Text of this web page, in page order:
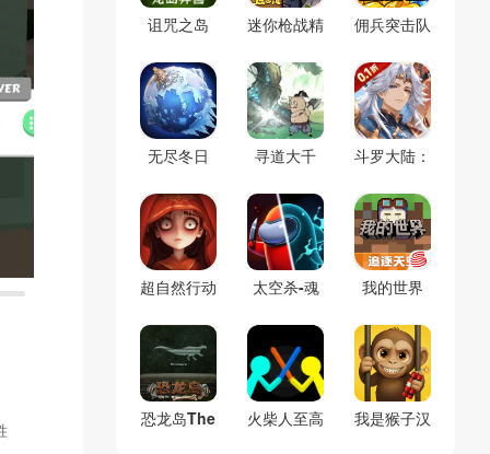
诅咒之岛
(辅助菜单)
迷你枪战精
英
佣兵突击队
(0.1折割草
免费版)
无尽冬日
(官服)
寻道大千
(官服)
斗罗大陆：
逆转时空
(0.1折)
超自然行动
组
太空杀-魂
警长
我的世界
(官服)
恐龙岛The
火柴人至高
我是猴子汉